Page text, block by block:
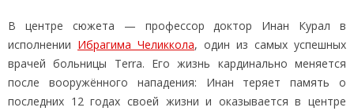
В центре сюжета — профессор доктор Инан Курал в
исполнении Ибрагима Челиккола, один из самых успешных
врачей больницы Terra. Его жизнь кардинально меняется
после вооружённого нападения: Инан теряет память о
последних 12 годах своей жизни и оказывается в центре